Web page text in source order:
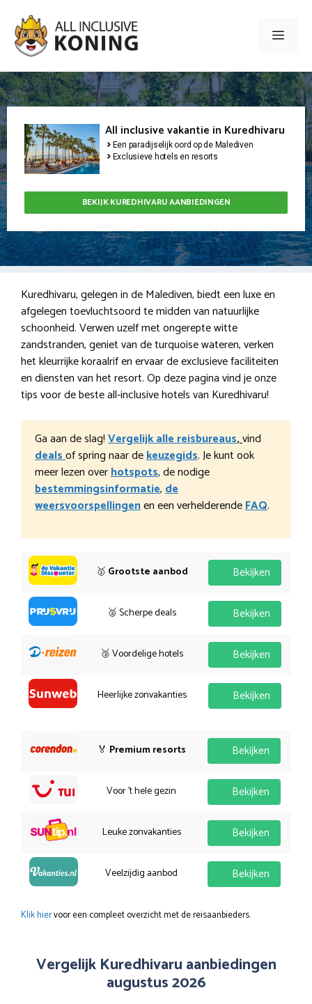
naar
inhoud
Menu
All inclusive vakantie in Kuredhivaru
Een paradijselijk oord op de Malediven
Exclusieve hotels en resorts
BEKIJK KUREDHIVARU AANBIEDINGEN
Kuredhivaru, gelegen in de Malediven, biedt een luxe en
afgelegen toevluchtsoord te midden van natuurlijke
schoonheid. Verwen uzelf met ongerepte witte
zandstranden, geniet van de turquoise wateren, verken
het kleurrijke koraalrif en ervaar de exclusieve faciliteiten
en diensten van het resort. Op deze pagina vind je onze
tips voor de beste all-inclusive hotels van Kuredhivaru!
Ga aan de slag!Vergelijk alle reisbureaus,vind
dealsof spring naar dekeuzegids. Je kunt ook
meer lezen overhotspots, de nodige
bestemmingsinformatie,de
weersvoorspellingenen een verhelderendeFAQ.
🥇 Grootste aanbod Bekijken
🥈 Scherpe deals Bekijken
🥉 Voordelige hotels Bekijken
Heerlijke zonvakanties Bekijken
🏅 Premium resorts Bekijken
Voor 't hele gezin Bekijken
Leuke zonvakanties Bekijken
Veelzijdig aanbod Bekijken
Klik hiervoor een compleet overzicht met de reisaanbieders.
Vergelijk Kuredhivaru aanbiedingen
augustus 2026